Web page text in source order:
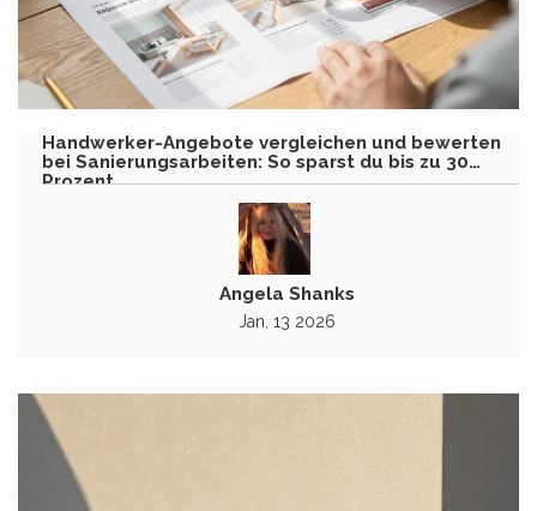
Handwerker-Angebote vergleichen und bewerten
bei Sanierungsarbeiten: So sparst du bis zu 30
Prozent
Angela Shanks
Jan, 13 2026